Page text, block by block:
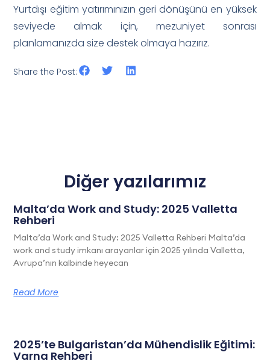
Yurtdışı eğitim yatırımınızın geri dönüşünü en yüksek
seviyede almak için, mezuniyet sonrası
planlamanızda size destek olmaya hazırız.
Share the Post:
Diğer yazılarımız
Malta’da Work and Study: 2025 Valletta
Rehberi
Malta’da Work and Study: 2025 Valletta Rehberi Malta’da
work and study imkanı arayanlar için 2025 yılında Valletta,
Avrupa’nın kalbinde heyecan
Read More
2025’te Bulgaristan’da Mühendislik Eğitimi:
Varna Rehberi